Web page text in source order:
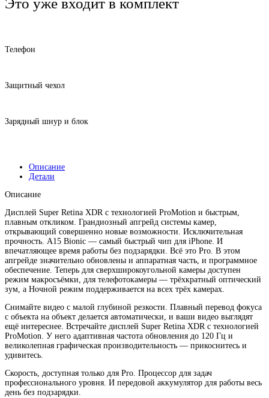
Это уже входит в комплект
Телефон
Защитный чехол
Зарядный шнур и блок
Описание
Детали
Описание
Дисплей Super Retina XDR с технологией ProMotion и быстрым,
плавным откликом. Грандиозный апгрейд системы камер,
открывающий совершенно новые возможности. Исключительная
прочность. A15 Bionic — самый быстрый чип для iPhone. И
впечатляющее время работы без подзарядки. Всё это Pro. В этом
апгрейде значительно обновлены и аппаратная часть, и программное
обеспечение. Теперь для сверхшироко­угольной камеры доступен
режим макросъёмки, для телефото­камеры — трёхкратный оптический
зум, а Ночной режим поддерживается на всех трёх камерах.
Снимайте видео с малой глубиной резкости. Плавный перевод фокуса
с объекта на объект делается автоматически, и ваши видео выглядят
ещё интереснее. Встречайте дисплей Super Retina XDR с технологией
ProMotion. У него адаптивная частота обновления до 120 Гц и
великолепная графическая производительность — прикоснитесь и
удивитесь.
Скорость, доступная только для Pro. Процессор для задач
профессиона­льного уровня. И передовой аккумулятор для работы весь
день без подзарядки.